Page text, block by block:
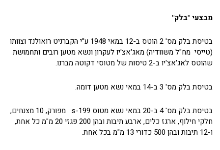
מבצעי "בלק"
בטיסת בלק מס' 2 הוטס ב-12 במאי 1948 ע"י הקברניט רואולנד וצוותו
(טייסי מח"ל משוודיה) מאג'אצ'יו לעקרון ונשא מטען רובים ותחמושת
שהוטס לאג'אצ'יו ב-2 טיסות של מטוסי דקוטה מברנו.
בטיסת בלק מס' 3 ב-14 במאי נשא מטען דומה.
בטיסת בלק מס' 4 ב-20 במאי נשא מטוס s-199 מפורק, 10 מצנחים,
חלקי חילוף, ארגז כלים, ארבע תיבות ובהן 200 פגזי 20 מ"מ כל אחת,
ו-12 תיבות ובהן 500 כדורי 13 מ"מ בכל אחת.